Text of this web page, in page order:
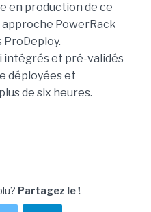
en production de ce
PowerRack
ProDeploy.
intégrés et pré-validés
déployées et
de six heures.
Partagez le !